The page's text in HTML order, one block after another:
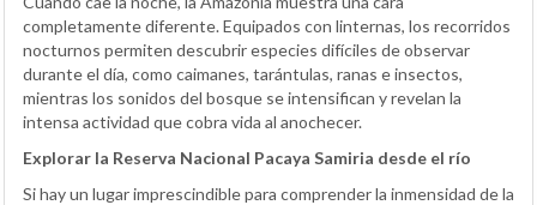
completamente diferente. Equipados con linternas, los recorridos
nocturnos permiten descubrir especies difíciles de observar
durante el día, como caimanes, tarántulas, ranas e insectos,
mientras los sonidos del bosque se intensifican y revelan la
intensa actividad que cobra vida al anochecer.
Explorar la Reserva Nacional Pacaya Samiria desde el río
Si hay un lugar imprescindible para comprender la inmensidad de la